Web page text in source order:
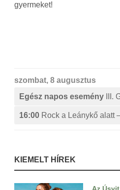
gyermeket!
szombat, 8 augusztus
Egész napos esemény
III.
16:00 Rock a Leánykő alatt
KIEMELT HÍREK